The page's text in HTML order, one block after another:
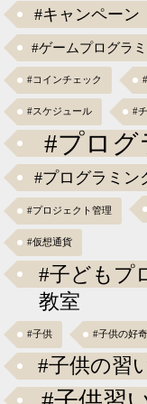
#キャンペーン
#ゲームプログラ
#コインチェック
#スケジュール #
#プログ
#プログラミン
#プロジェクト管理
#仮想通貨
#子どもプ
教室
#子供 #子供の好
#子供の習